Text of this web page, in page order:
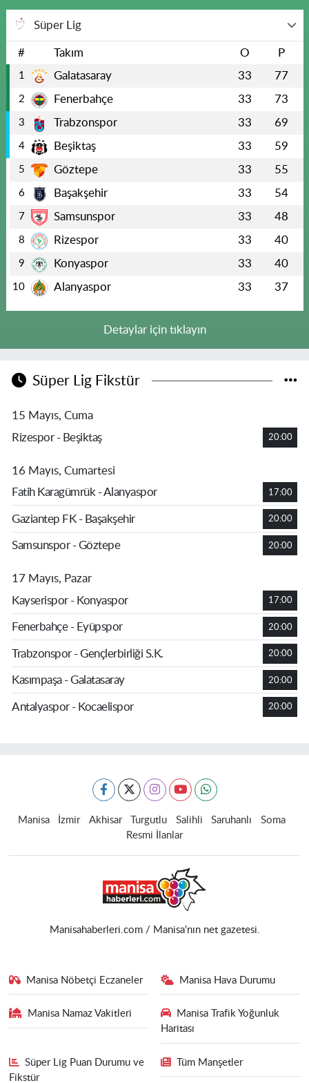
Süper Lig
# Takım O P
1 Galatasaray 33 77
2 Fenerbahçe 33 73
3 Trabzonspor 33 69
4 Beşiktaş 33 59
5 Göztepe 33 55
6 Başakşehir 33 54
7 Samsunspor 33 48
8 Rizespor 33 40
9 Konyaspor 33 40
10 Alanyaspor 33 37
Detaylar için tıklayın
Süper Lig Fikstür
15 Mayıs, Cuma
Rizespor - Beşiktaş
20:00
16 Mayıs, Cumartesi
Fatih Karagümrük - Alanyaspor
17:00
Gaziantep FK - Başakşehir 20:00
Samsunspor - Göztepe 20:00
17 Mayıs, Pazar
Kayserispor - Konyaspor
17:00
Fenerbahçe - Eyüpspor 20:00
Trabzonspor - Gençlerbirliği S.K. 20:00
Kasımpaşa - Galatasaray 20:00
Antalyaspor - Kocaelispor 20:00
Manisa İzmir Akhisar Turgutlu Salihli Saruhanlı
Soma
Resmi İlanlar
Manisahaberleri.com / Manisa'nın net gazetesi.
Manisa Nöbetçi Eczaneler Manisa Hava Durumu
Manisa Namaz Vakitleri
Manisa Trafik Yoğunluk
Haritası
Süper Lig Puan Durumu ve
Fikstür
Tüm Manşetler